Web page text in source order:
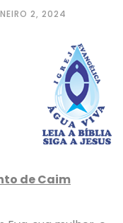
2, 2024
de Caim